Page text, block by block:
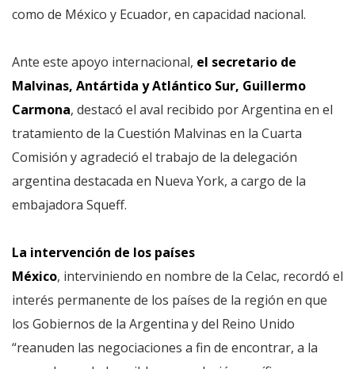
como de México y Ecuador, en capacidad nacional.
Ante este apoyo internacional, el secretario de
Malvinas, Antártida y Atlántico Sur, Guillermo
Carmona, destacó el aval recibido por Argentina en el
tratamiento de la Cuestión Malvinas en la Cuarta
Comisión y agradeció el trabajo de la delegación
argentina destacada en Nueva York, a cargo de la
embajadora Squeff.
La intervención de los países
México, interviniendo en nombre de la Celac, recordó el
interés permanente de los países de la región en que
los Gobiernos de la Argentina y del Reino Unido
“reanuden las negociaciones a fin de encontrar, a la